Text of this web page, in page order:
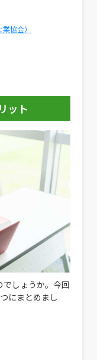
協会）
ット
でしょうか。今回
にまとめまし